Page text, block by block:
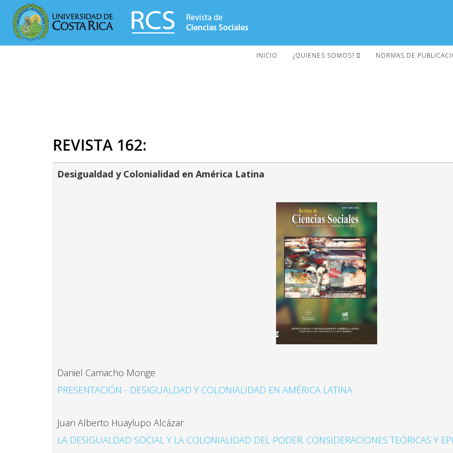
INICIO ¿QUIENES SOMOS? NORMAS DE
REVISTA 162:
Desigualdad y Colonialidad en América Latina
Daniel Camacho Monge
PRESENTACIÓN - DESIGUALDAD Y COLONIALIDAD EN AMÉRICA LATINA
Juan Alberto Huaylupo Alcázar
LA DESIGUALDAD SOCIAL Y LA COLONIALIDAD DEL PODER. CONSIDERACIONES TEÓRICAS Y